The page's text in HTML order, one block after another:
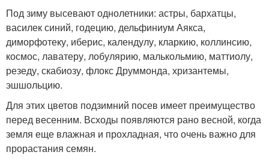
Под зиму высевают однолетники: астры, бархатцы,
василек синий, годецию, дельфиниум Аякса,
диморфотеку, иберис, календулу, кларкию, коллинсию,
космос, лаватеру, лобулярию, малькольмию, маттиолу,
резеду, скабиозу, флокс Друммонда, хризантемы,
эшшольцию.
Для этих цветов подзимний посев имеет преимущество
перед весенним. Всходы появляются рано весной, когда
земля еще влажная и прохладная, что очень важно для
прорастания семян.